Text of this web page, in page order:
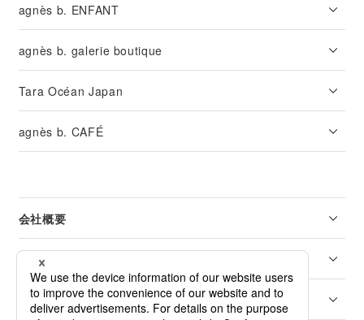
agnès b. ENFANT
agnès b. galerie boutique
Tara Océan Japan
agnès b. CAFÉ
会社概要
リーガル
カスタマーサービス